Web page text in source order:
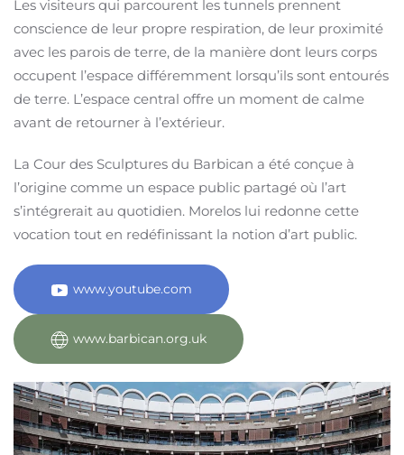
Les visiteurs qui parcourent les tunnels prennent
conscience de leur propre respiration, de leur proximité
avec les parois de terre, de la manière dont leurs corps
occupent l’espace différemment lorsqu’ils sont entourés
de terre. L’espace central offre un moment de calme
avant de retourner à l’extérieur.
La Cour des Sculptures du Barbican a été conçue à
l’origine comme un espace public partagé où l’art
s’intégrerait au quotidien. Morelos lui redonne cette
vocation tout en redéfinissant la notion d’art public.
www.youtube.com
www.barbican.org.uk